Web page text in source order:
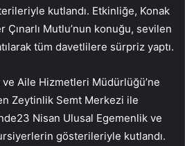
kutlandı. Etkinliğe, Konak
Çınarlı Mutlu’nun konuğu, sevilen
tüm davetlilere sürpriz yaptı.
ve Aile Hizmetleri Müdürlüğü’ne
Zeytinlik Semt Merkezi ile
Nisan Ulusal Egemenlik ve
gösterileriyle kutlandı.